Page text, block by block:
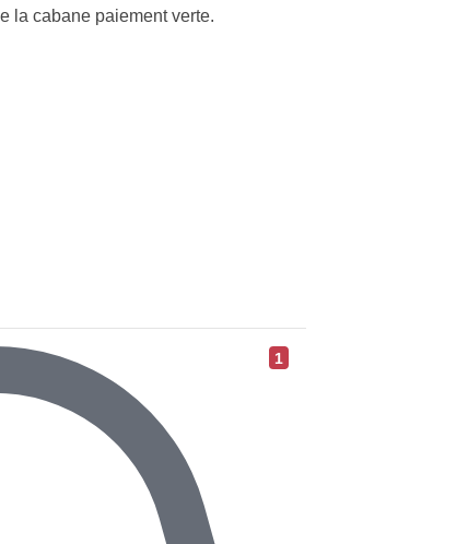
la cabane paiement verte.
différentes réunions et
le couloir donnant accès
syndicaux.
1